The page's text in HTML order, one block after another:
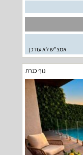
אמצ"ש לא עודכן
נוף כנרת